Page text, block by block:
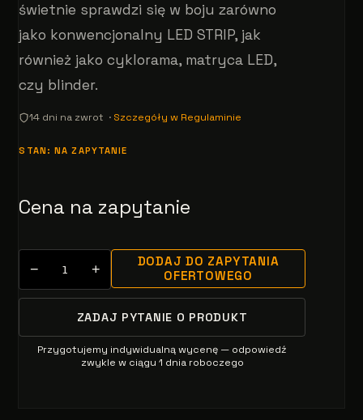
świetnie sprawdzi się w boju zarówno
jako konwencjonalny LED STRIP, jak
również jako cyklorama, matryca LED,
czy blinder.
14 dni na zwrot · Szczegóły w Regulaminie
STAN: NA ZAPYTANIE
Cena na zapytanie
− +
DODAJ DO ZAPYTANIA
OFERTOWEGO
ZADAJ PYTANIE O PRODUKT
Przygotujemy indywidualną wycenę — odpowiedź
zwykle w ciągu 1 dnia roboczego